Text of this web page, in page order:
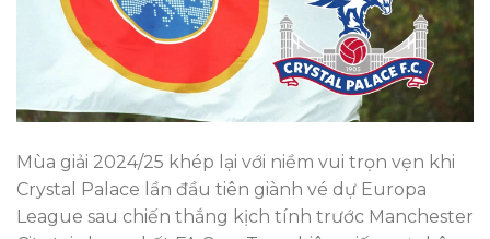
Mùa giải 2024/25 khép lại với niềm vui trọn vẹn khi
Crystal Palace lần đầu tiên giành vé dự Europa
League sau chiến thắng kịch tính trước Manchester